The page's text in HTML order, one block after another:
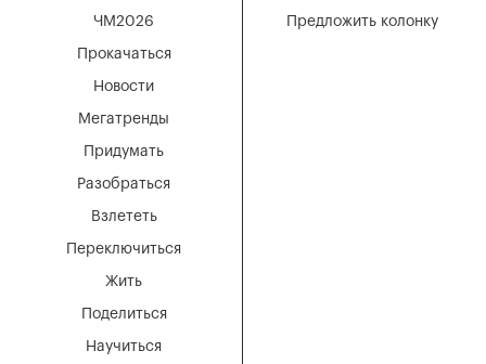
Мегатренды
Придумать
Разобраться
Взлететь
Новости
Переключиться
Жить
Поделиться
Научиться
ЧМ2026
Прокачаться
Предложить колонку